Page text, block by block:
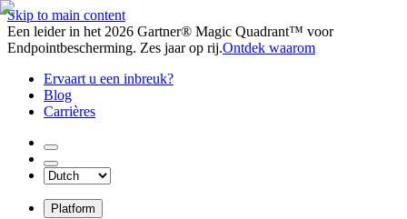
Skip to main content
Een leider in het 2026 Gartner® Magic Quadrant™ voor
Endpointbescherming. Zes jaar op rij.Ontdek waarom
Ervaart u een inbreuk?
Blog
Carrières
Platform